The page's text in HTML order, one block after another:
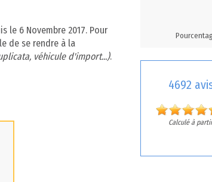
le 6 Novembre 2017. Pour
de se rendre à la
véhicule d'import...).
4692
Calculé à